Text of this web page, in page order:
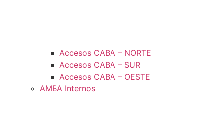
Accesos CABA – NORTE
Accesos CABA – SUR
Accesos CABA – OESTE
AMBA Internos